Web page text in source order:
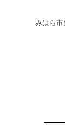
みはら